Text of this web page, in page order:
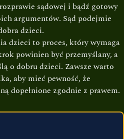
sądowej i bądź gotowy
argumentów. Sąd podejmie
dzieci.
dzieci to proces, który wymaga
powinien być przemyślany, a
o dobru dzieci. Zawsze warto
aby mieć pewność, że
dopełnione zgodnie z prawem.